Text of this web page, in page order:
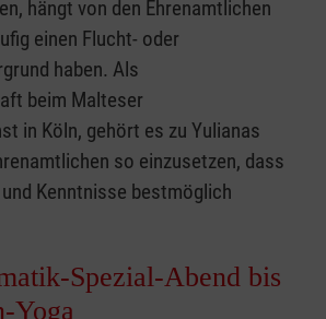
hängt von den Ehrenamtlichen
einen Flucht- oder
haben. Als
beim Malteser
in Köln, gehört es zu Yulianas
so einzusetzen, dass
Kenntnisse bestmöglich
Spezial-Abend bis
Yoga